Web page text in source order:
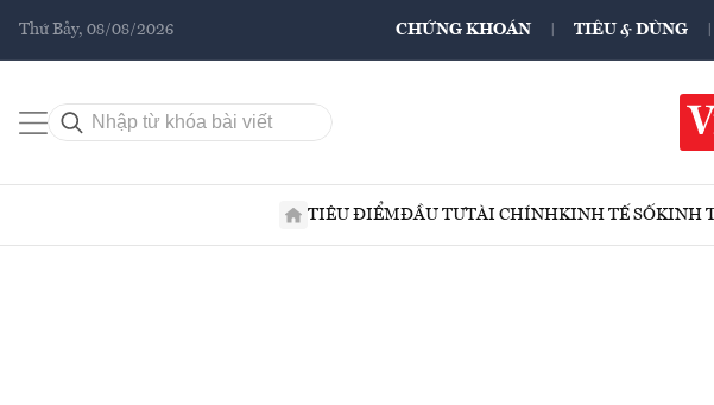
Thứ Bảy, 08/08/2026 CHỨNG KHOÁN TIÊU & DÙNG
TIÊU ĐIỂMĐẦU TƯTÀI CHÍNHKINH TẾ SỐKINH